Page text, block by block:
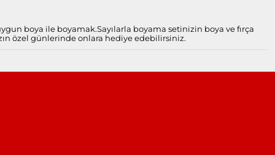
boya ile boyamak.Sayılarla boyama setinizin boya ve fırça
özel günlerinde onlara hediye edebilirsiniz.